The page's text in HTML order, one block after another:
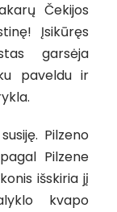
Čekijos
Įsikūręs
garsėja
paveldu ir
Pilzeno
Pilzene
išskiria jį
kvapo